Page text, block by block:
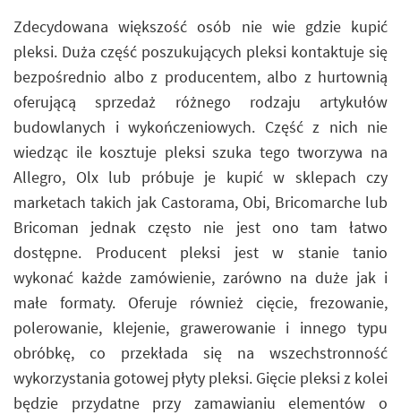
Zdecydowana większość osób nie wie gdzie kupić
pleksi. Duża część poszukujących pleksi kontaktuje się
bezpośrednio albo z producentem, albo z hurtownią
oferującą sprzedaż różnego rodzaju artykułów
budowlanych i wykończeniowych. Część z nich nie
wiedząc ile kosztuje pleksi szuka tego tworzywa na
Allegro, Olx lub próbuje je kupić w sklepach czy
marketach takich jak Castorama, Obi, Bricomarche lub
Bricoman jednak często nie jest ono tam łatwo
dostępne. Producent pleksi jest w stanie tanio
wykonać każde zamówienie, zarówno na duże jak i
małe formaty. Oferuje również cięcie, frezowanie,
polerowanie, klejenie, grawerowanie i innego typu
obróbkę, co przekłada się na wszechstronność
wykorzystania gotowej płyty pleksi. Gięcie pleksi z kolei
będzie przydatne przy zamawianiu elementów o